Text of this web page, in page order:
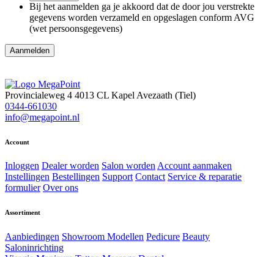
Bij het aanmelden ga je akkoord dat de door jou verstrekte
gegevens worden verzameld en opgeslagen conform AVG
(wet persoonsgegevens)
Provincialeweg 4 4013 CL Kapel Avezaath (Tiel)
0344-661030
info@megapoint.nl
Account
Inloggen Dealer worden Salon wordenAccount aanmaken
Instellingen Bestellingen Support Contact Service & reparatie
formulier Over ons
Assortiment
Aanbiedingen Showroom Modellen Pedicure Beauty
Saloninrichting